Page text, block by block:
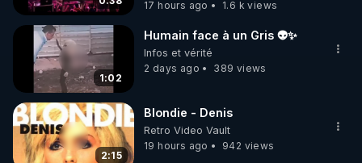
également instructeur de kitesurf, ceinture noire de
Karaté Shotokan et instructeur Systema (art
martial russe). Son approche transdisciplinaire l’a
amené à élaborer et à synthétiser le meilleur des
outils de régénération de ce monde pour retrouver
la santé et la vitalité. Partager et transmettre au
plus grand nombre comment se recharger
naturellement pour accomplir leurs projets de vie
17 hours ago 1.6 k views
1:02
Humain face à un Gris 👽✨
Infos et vérité
2 days ago
389 views
2:15
Blondie - Denis
Retro Video Vault
19 hours ago
942 views